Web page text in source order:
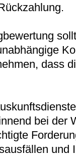
dass
bei der
und